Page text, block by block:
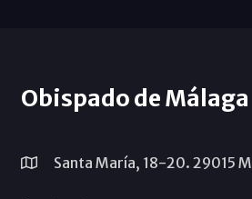
Obispado de Málaga
Santa María, 18-20. 29015